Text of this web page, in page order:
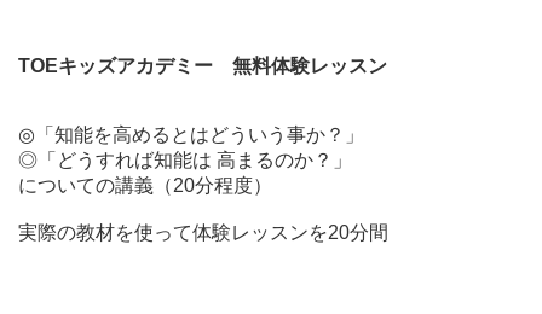
TOEキッズアカデミー 無料体験レッスン
◎「知能を高めるとはどういう事か？」
◎「どうすれば知能は 高まるのか？」
についての講義（20分程度）
実際の教材を使って体験レッスンを20分間